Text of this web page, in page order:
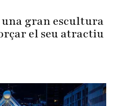
gran escultura
el seu atractiu